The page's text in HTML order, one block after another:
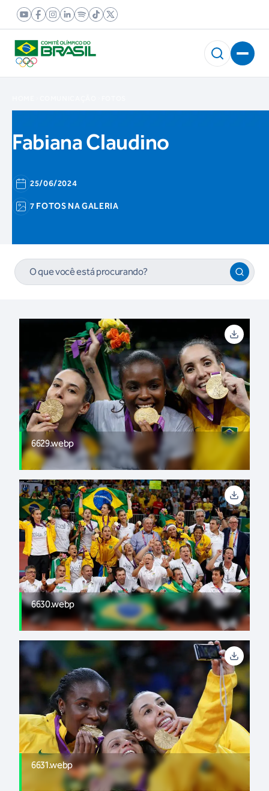
Fabiana Claudino
25/06/2024
7 FOTOS NA GALERIA
6629.webp
6630.webp
6631.webp